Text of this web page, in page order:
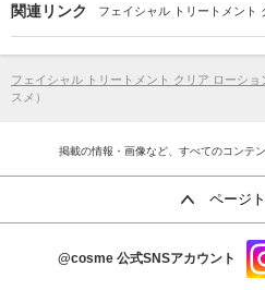
関連リンク フェイシャル トリートメント
フェイシャル トリートメント クリア ローショ
スメ）
掲載の情報・画像など、すべてのコンテ
ページ
@cosme 公式SNSアカウント